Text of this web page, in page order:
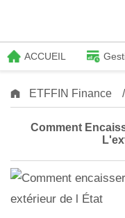
ACCUEIL
ETFFIN Finance
Comment